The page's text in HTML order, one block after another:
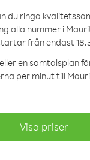
du ringa
alla nummer i
från endast
en samtalsplan
per minut till
Visa priser